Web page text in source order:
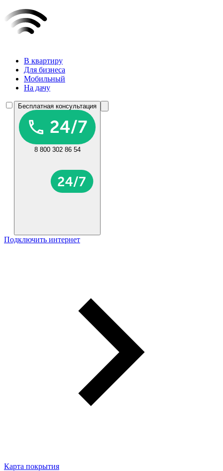
В квартиру
Для бизнеса
Мобильный
На дачу
Бесплатная консультация
8 800 302 86 54
Подключить интернет
Карта покрытия